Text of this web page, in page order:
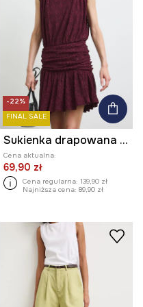
-22%
FINAL SALE
Sukienka drapowana koronkowa
Cena aktualna:
69,90 zł
Cena regularna: 139,90 zł
Najniższa cena: 89,90 zł